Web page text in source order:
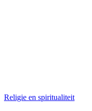
Religie en spiritualiteit